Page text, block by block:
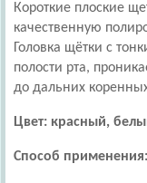
Короткие плоские
качественную
Головка щётки с
полости рта,
до дальних
Цвет: красный,
Способ применения: